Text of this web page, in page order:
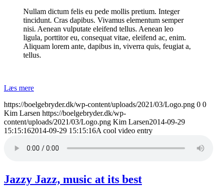
Nullam dictum felis eu pede mollis pretium. Integer
tincidunt. Cras dapibus. Vivamus elementum semper
nisi. Aenean vulputate eleifend tellus. Aenean leo
ligula, porttitor eu, consequat vitae, eleifend ac, enim.
Aliquam lorem ante, dapibus in, viverra quis, feugiat a,
tellus.
Læs mere
https://boelgebryder.dk/wp-content/uploads/2021/03/Logo.png 0 0
Kim Larsen https://boelgebryder.dk/wp-
content/uploads/2021/03/Logo.png Kim Larsen2014-09-29
15:15:162014-09-29 15:15:16A cool video entry
Jazzy Jazz, music at its best